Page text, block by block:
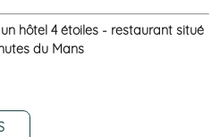
un hôtel 4 étoiles - restaurant situé
du Mans